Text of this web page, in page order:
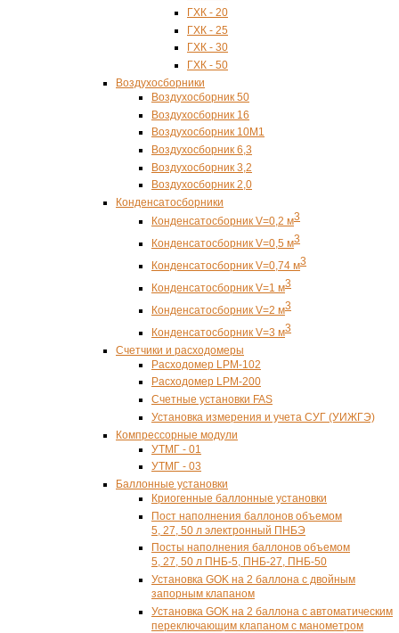
ГХК - 20
ГХК - 25
ГХК - 30
ГХК - 50
Воздухосборники
Воздухосборник 50
Воздухосборник 16
Воздухосборник 10М1
Воздухосборник 6,3
Воздухосборник 3,2
Воздухосборник 2,0
Конденсатосборники
Конденсатосборник V=0,2 м3
Конденсатосборник V=0,5 м3
Конденсатосборник V=0,74 м3
Конденсатосборник V=1 м3
Конденсатосборник V=2 м3
Конденсатосборник V=3 м3
Счетчики и расходомеры
Расходомер LPM-102
Расходомер LPM-200
Счетные установки FAS
Установка измерения и учета СУГ (УИЖГЭ)
Компрессорные модули
УТМГ - 01
УТМГ - 03
Баллонные установки
Криогенные баллонные установки
Пост наполнения баллонов объемом
5, 27, 50 л электронный ПНБЭ
Посты наполнения баллонов объемом
5, 27, 50 л ПНБ-5, ПНБ-27, ПНБ-50
Установка GOK на 2 баллона с двойным
запорным клапаном
Установка GOK на 2 баллона с автоматическим
переключающим клапаном с манометром